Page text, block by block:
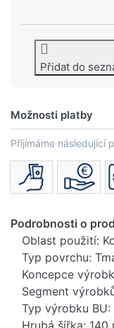
Přidat do
Možnosti platby
Přijímáme následující
Podrobnosti o
Oblast použití:
Typ povrchu:
Koncepce
Segment
Typ výrobku
Hrubá šířka: 140